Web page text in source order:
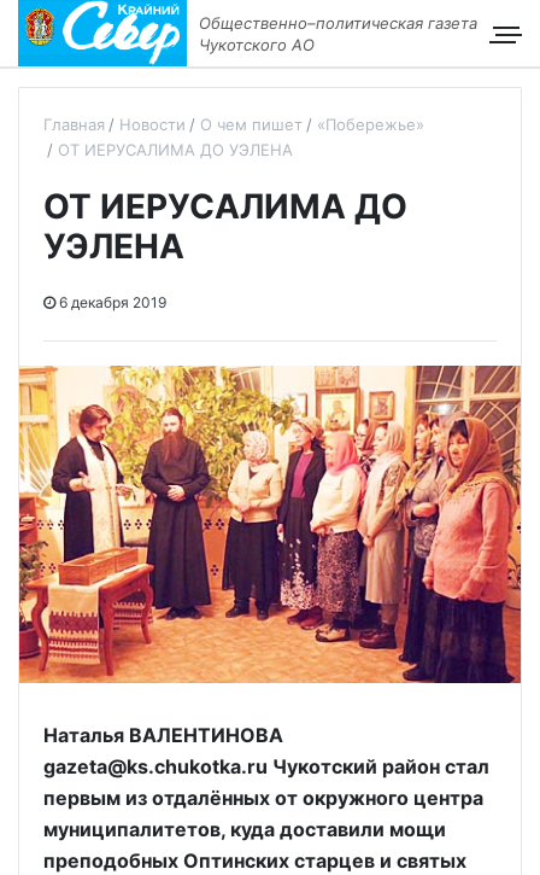
Общественно–политическая газета
Чукотского АО
Главная Новости О чем пишет
«Побережье»
ОТ ИЕРУСАЛИМА ДО УЭЛЕНА
ОТ ИЕРУСАЛИМА ДО
УЭЛЕНА
6 декабря 2019
Наталья ВАЛЕНТИНОВА
gazeta@ks.chukotka.ru Чукотский район стал
первым из отдалённых от окружного центра
муниципалитетов, куда доставили мощи
преподобных Оптинских старцев и святых